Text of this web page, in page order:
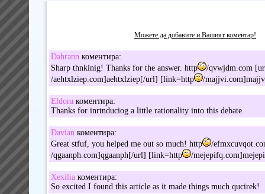
Можете да добавите и Вашият коментар!
Dahrann коментира:
Sharp thnkinig! Thanks for the answer. http
/qvwjdm.com
/aehtxlziep.com]aehtxlziep[/url] [link=http
/
Eldoraкоментира:
Thanks for inrtnduciog a little rationality into this debate.
Davian коментира:
Great stfuf, you helped me out so much! http
/
/qgaanph.com]qgaanph[/url] [link=http
/
Xexiliaкоментира:
So excited I found this article as it made things much qucirek!